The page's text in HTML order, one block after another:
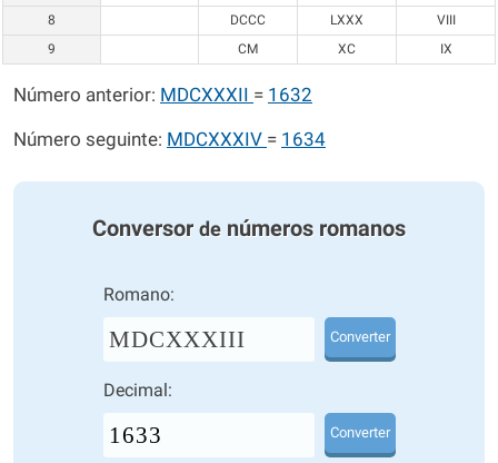
8
DCCC LXXX
VIII
9
CM XC IX
Número anterior: MDCXXXII = 1632
Número seguinte: MDCXXXIV = 1634
Conversor de números romanos
Romano:
MDCXXXIII Converter
Decimal:
Converter